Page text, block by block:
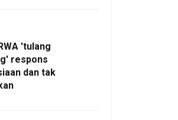
'tulang
respons
dan tak